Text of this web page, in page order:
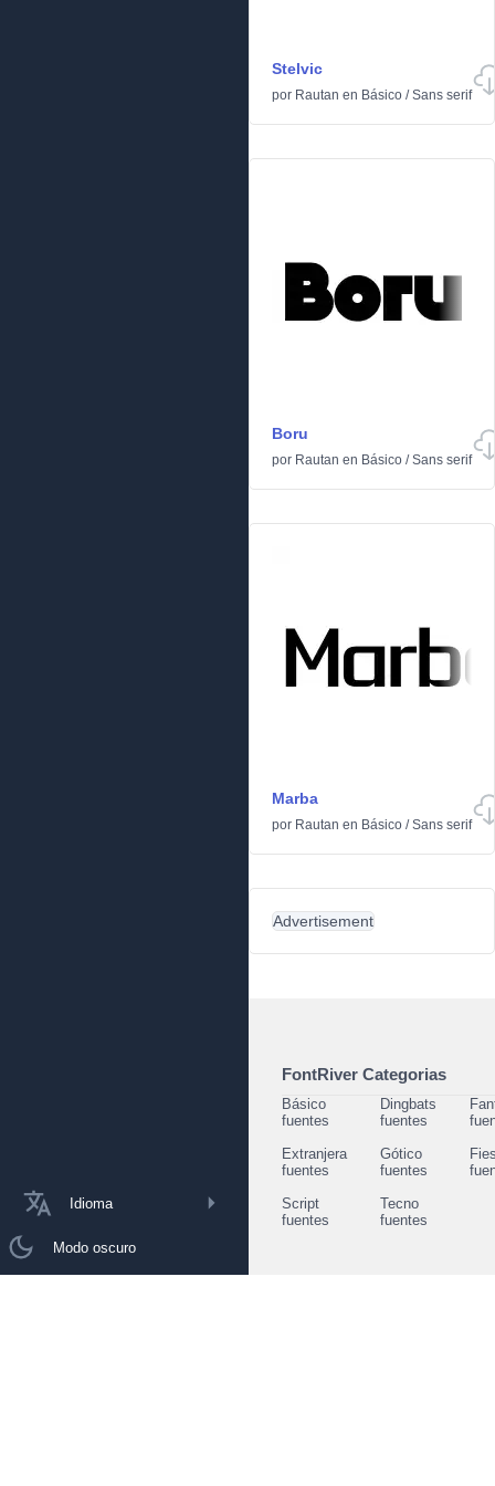
Idioma
Modo oscuro
Stelvic
por Rautan en Básico /Sans serif
Boru
por Rautan en Básico /Sans serif
Marba
por Rautan en Básico /Sans serif
Advertisement
FontRiver Categorias
Básico
fuentes
Dingbats
fuentes
Extranjera
fuentes
Gótico
fuentes
Script
fuentes
Tecno
fuentes